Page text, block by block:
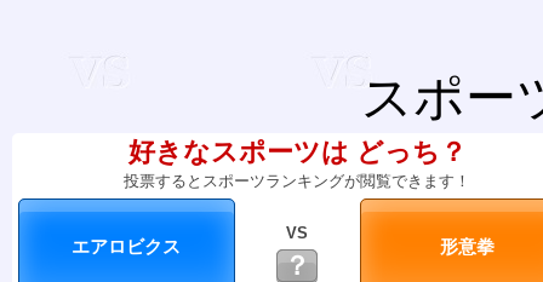
スポー
好きなスポーツは どっち？
投票するとスポーツランキングが閲覧できます！
VS
？